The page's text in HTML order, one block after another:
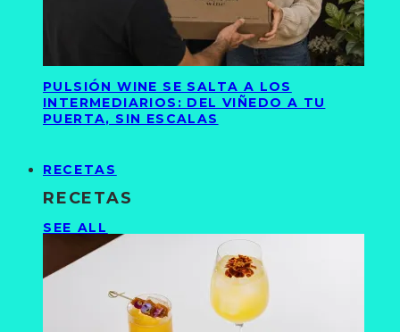
PULSIÓN WINE SE SALTA A LOS
INTERMEDIARIOS: DEL VIÑEDO A TU
PUERTA, SIN ESCALAS
RECETAS
RECETAS
SEE ALL